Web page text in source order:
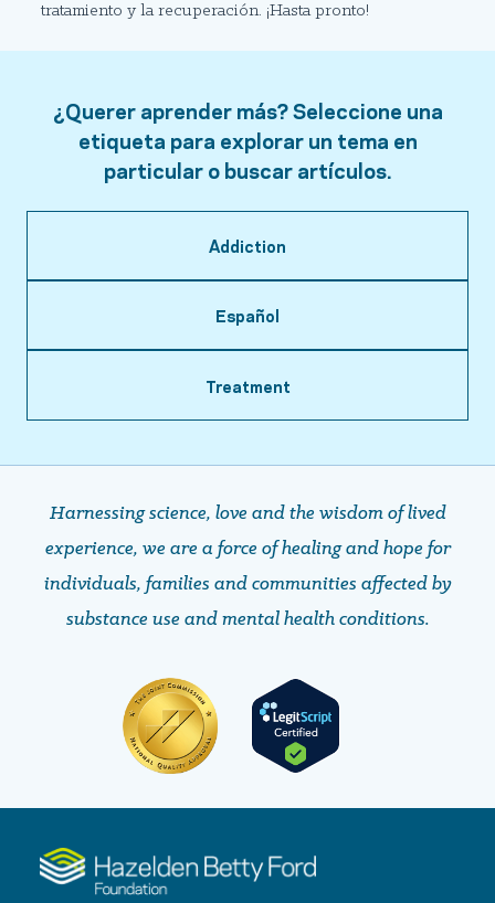
tratamiento y la recuperación. ¡Hasta pronto!
¿Querer aprender más? Seleccione una
etiqueta para explorar un tema en
particular o buscar artículos.
Addiction
Español
Treatment
Harnessing science, love and the wisdom of lived
experience, we are a force of healing and hope ​​​​​​​for
individuals, families and communities affected by
substance use and mental health conditions.